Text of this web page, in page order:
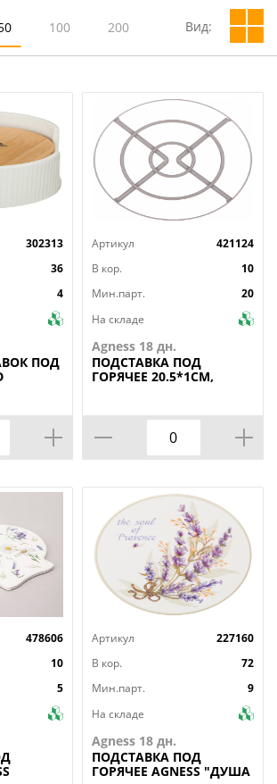
100 200 Вид:
302313
36
4
ПОД
Артикул
421124
В кор.
10
Мин.парт.
20
На складе
Agness 18 дн.
ПОДСТАВКА ПОД
ГОРЯЧЕЕ 20.5*1СМ,
478606
10
5
Артикул
227160
В кор.
72
Мин.парт.
9
На складе
Agness 18 дн.
ПОДСТАВКА ПОД
ГОРЯЧЕЕ AGNESS "ДУША